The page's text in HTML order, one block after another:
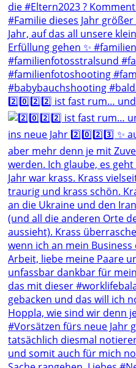
2️⃣0️⃣2️⃣2️⃣ ist fast rum… und